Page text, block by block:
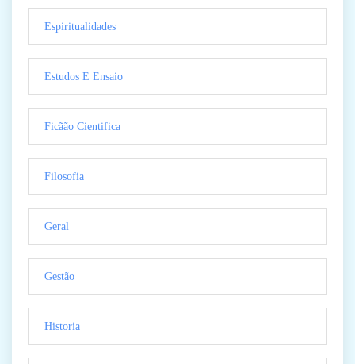
Espiritualidades
Estudos E Ensaio
Ficãão Cientifica
Filosofia
Geral
Gestão
Historia